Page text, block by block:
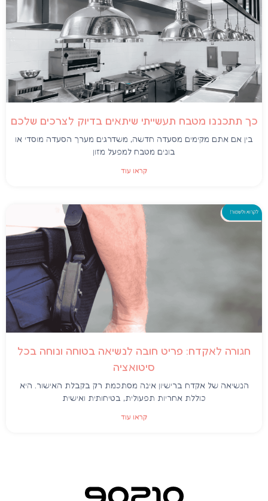
כך תתכננו מטבח תעשייתי שיתאים בדיוק לצרכים שלכם
בין אם אתם מקימים מסעדה חדשה, משדרגים מערך הסעדה מוסדי או
בונים מטבח למפעל מזון
קראו עוד
חגורה לאקדח: פריט חובה לנשיאה בטוחה ונוחה בכל
סיטואציה
הנשיאה של אקדח ברישיון אינה מסתכמת רק בקבלת האישור. היא
כוללת אחריות תפעולית, בטיחותית ואישית
קראו עוד